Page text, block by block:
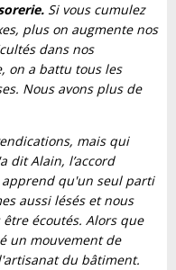
Si vous cumulez
plus on augmente nos
dans nos
on a battu tous les
Nous avons plus de
mais qui
dit Alain, l’accord
qu'un seul parti
aussi lésés et nous
écoutés. Alors que
un mouvement de
du bâtiment.